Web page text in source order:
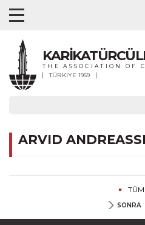
THE ASSOCIATION OF
TÜRKİYE 1969
ARVID
TÜM
SONRA